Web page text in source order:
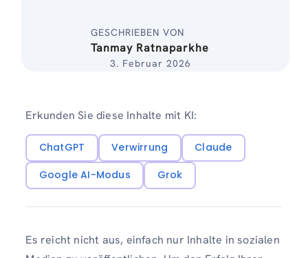
GESCHRIEBEN VON
Tanmay Ratnaparkhe
3. Februar 2026
Erkunden Sie diese Inhalte mit KI:
ChatGPT Verwirrung
Claude
Google AI-Modus
Grok
Es reicht nicht aus, einfach nur Inhalte in sozialen